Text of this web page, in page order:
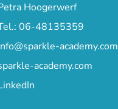
Hoogerwerf
06-48135359
academy.com
academy.com